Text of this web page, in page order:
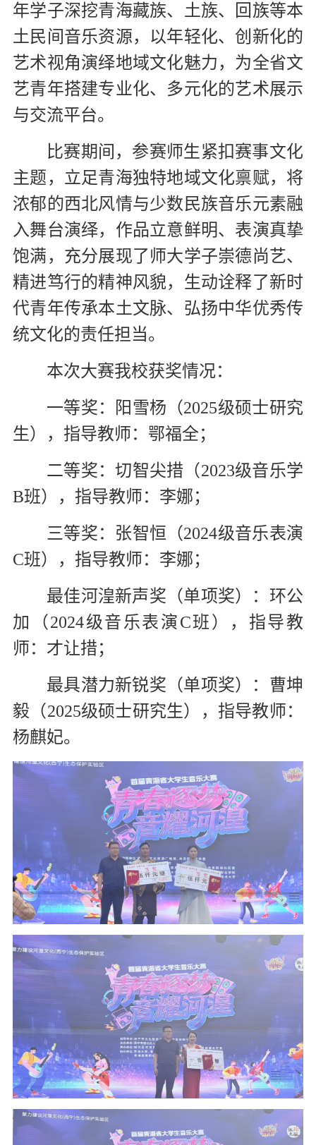
年学子深挖青海藏族、土族、回族等本
土民间音乐资源，以年轻化、创新化的
艺术视角演绎地域文化魅力，为全省文
艺青年搭建专业化、多元化的艺术展示
与交流平台。
比赛期间，参赛师生紧扣赛事文化
主题，立足青海独特地域文化禀赋，将
浓郁的西北风情与少数民族音乐元素融
入舞台演绎，作品立意鲜明、表演真挚
饱满，充分展现了师大学子崇德尚艺、
精进笃行的精神风貌，生动诠释了新时
代青年传承本土文脉、弘扬中华优秀传
统文化的责任担当。
本次大赛我校获奖情况：
一等奖：阳雪杨（2025级硕士研究
生），指导教师：鄂福全；
二等奖：切智尖措（2023级音乐学
B班），指导教师：李娜；
三等奖：张智恒（2024级音乐表演
C班），指导教师：李娜；
最佳河湟新声奖（单项奖）：环公
加（2024级音乐表演C班），指导教
师：才让措；
最具潜力新锐奖（单项奖）：曹坤
毅（2025级硕士研究生），指导教师：
杨麒妃。